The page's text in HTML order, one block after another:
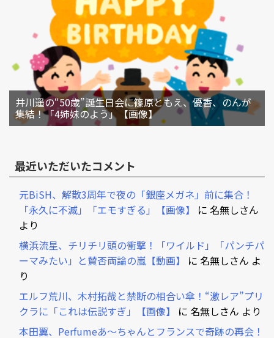
井川遥の“50歳”誕生日会に篠原ともえ、優香、のんが
集結！「4姉妹のよう」【画像】
最近いただいたコメント
元BiSH、解散3周年で夜の「銀座メガネ」前に集合！
「永久に不滅」「エモすぎる」【画像】
に 名無しさん
より
横浜流星、チリチリ頭の衝撃！「ワイルド」「パンチパ
ーマみたい」と賛否両論の嵐【動画】
に 名無しさん よ
り
エルフ荒川、木村拓哉と禁断の相合い傘！“激レア”プリ
クラに「これは伝説すぎ」【画像】
に 名無しさん より
本田翼、Perfumeあ～ちゃんとフランスで奇跡の再会！